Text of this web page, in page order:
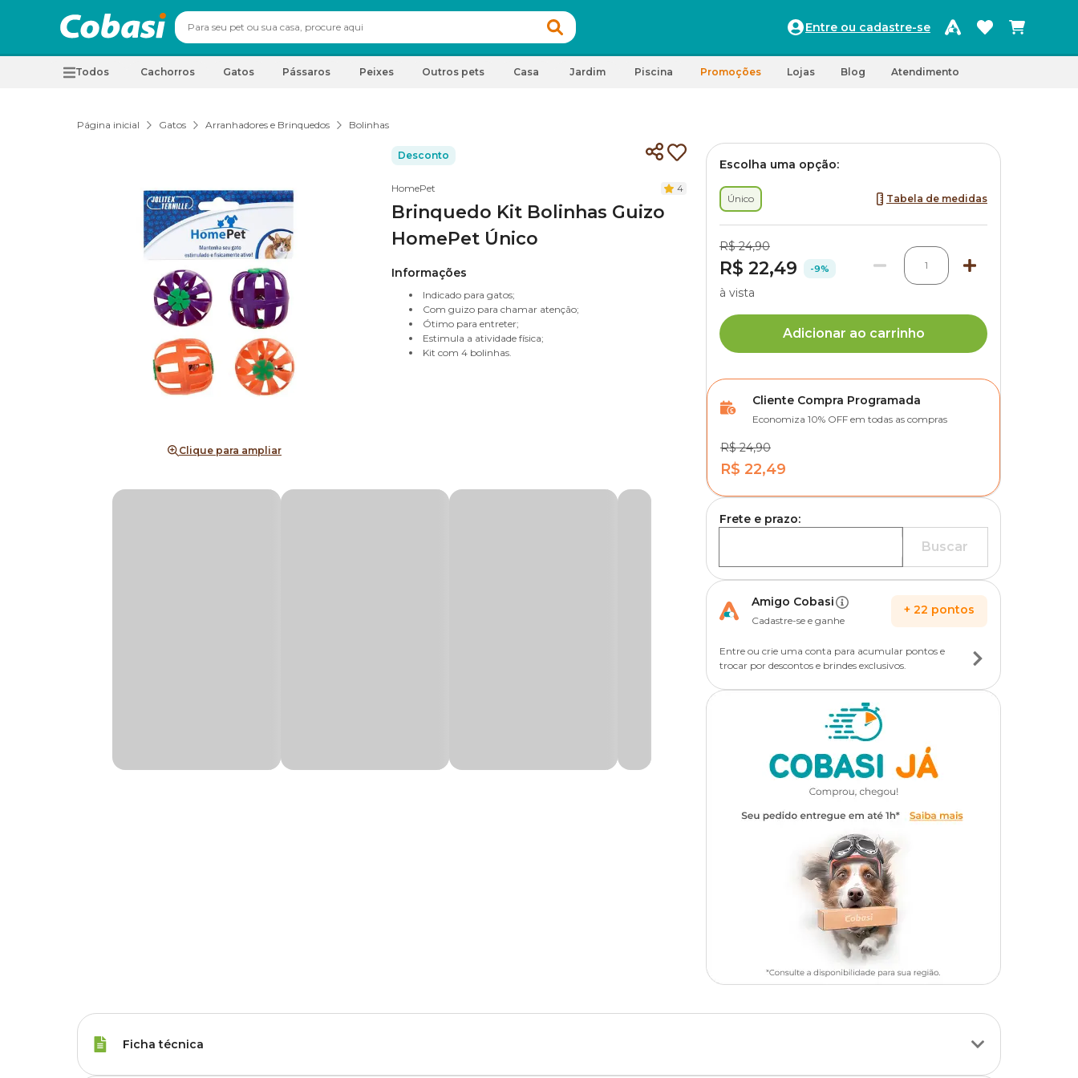
Entre ou cadastre-se
Todos Cachorros Gatos Pássaros Peixes Outros pets Casa Jardim Piscina Promoções Lojas Blog Atendimento
Página inicial Gatos Arranhadores e Brinquedos Bolinhas
Clique para ampliar
Desconto
HomePet 4
Brinquedo Kit Bolinhas Guizo
HomePet Único
Informações
Indicado para gatos;
Com guizo para chamar atenção;
Ótimo para entreter;
Estimula a atividade física;
Kit com 4 bolinhas.
Escolha uma opção:
Único Tabela de medidas
R$ 24,90
R$ 22,49 -9% 1
à vista
Adicionar ao carrinho
Cliente Compra Programada
Economiza 10% OFF em todas as compras
R$ 24,90
R$ 22,49
Frete e prazo:
Buscar
Amigo Cobasi
Cadastre-se e ganhe
+ 22 pontos
Entre ou crie uma conta para acumular pontos e
trocar por descontos e brindes exclusivos.
Ficha técnica